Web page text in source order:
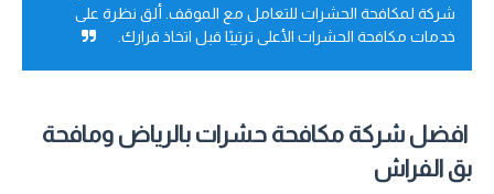
شركة لمكافحة الحشرات للتعامل مع الموقف. ألق نظرة على
خدمات مكافحة الحشرات الأعلى ترتيبًا قبل اتخاذ قرارك.
افضل شركة مكافحة حشرات بالرياض ومافحة
بق الفراش